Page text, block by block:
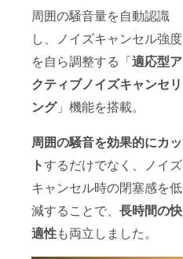
周囲の騒音量を自動認識
し、ノイズキャンセル強度
を自ら調整する「適応型ア
クティブノイズキャンセリ
ング」機能を搭載。
周囲の騒音を効果的にカッ
トするだけでなく、ノイズ
キャンセル時の閉塞感を低
減することで、 長時間の快
適性も両立しました。